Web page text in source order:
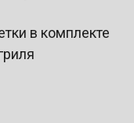
в комплекте